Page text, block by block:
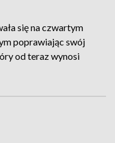
się na czwartym
poprawiając swój
od teraz wynosi